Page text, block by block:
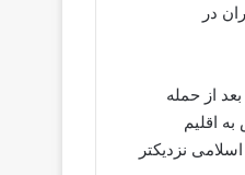
در
از حمله
اقلیم
نزدیکتر